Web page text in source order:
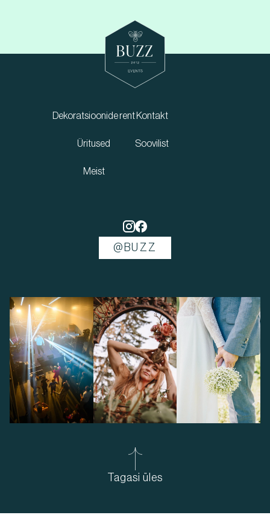
@BUZZ
Dekoratsioonide rent
Üritused
Meist
Kontakt
Soovilist
Tagasi üles